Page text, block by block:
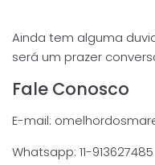
Ainda tem alguma
será um prazer
Fale Conosco
E-mail:
Whatsapp: 11-913627485